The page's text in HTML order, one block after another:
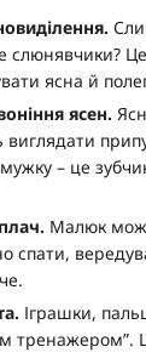
слюнявчики?
ясна й
ясен.
– це
Малюк
спати,
Іграшки,
тренажером”.